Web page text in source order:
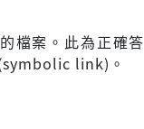
檔案。此為正確答
link)。